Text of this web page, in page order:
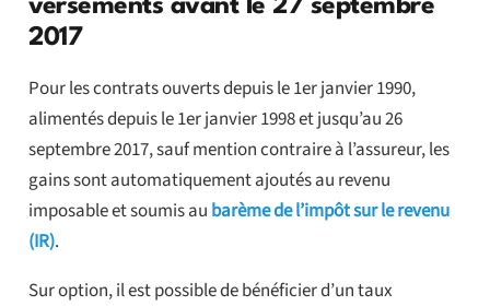
versements avant le 27 septembre
2017
Pour les contrats ouverts depuis le 1er janvier 1990,
alimentés depuis le 1er janvier 1998 et jusqu’au 26
septembre 2017, sauf mention contraire à l’assureur, les
gains sont automatiquement ajoutés au revenu
imposable et soumis au barème de l’impôt sur le revenu
(IR).
Sur option, il est possible de bénéficier d’un taux